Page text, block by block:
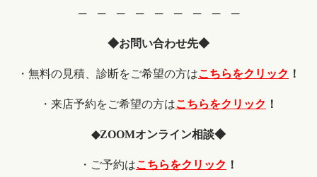
─ ─ ─ ─ ─ ─ ─ ─ ─
◆お問い合わせ先◆
・無料の見積、診断をご希望の方はこちらをクリック ！
・来店予約をご希望の方はこちらをクリック ！
◆ZOOMオンライン相談◆
・ご予約はこちらをクリック ！